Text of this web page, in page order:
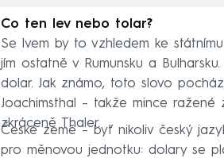
Co ten lev nebo tolar?
Se lvem by to vzhledem ke
jím ostatně v Rumunsku a
dolar. Jak známo, toto slovo
Joachimsthal – takže mince ražené
zkráceně Thaler.
České země – byť nikoliv český
pro měnovou jednotku: dolary se